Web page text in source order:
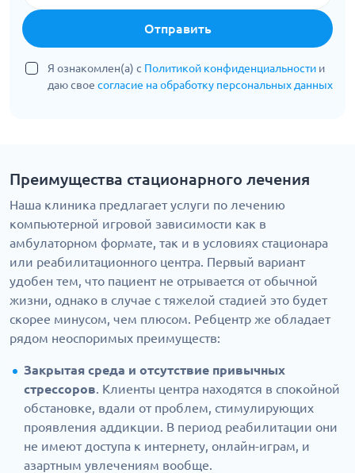
Отправить
Я ознакомлен(а) с Политикой конфиденциальности и
даю свое согласие на обработку персональных данных
Преимущества стационарного лечения
Наша клиника предлагает услуги по лечению
компьютерной игровой зависимости как в
амбулаторном формате, так и в условиях стационара
или реабилитационного центра. Первый вариант
удобен тем, что пациент не отрывается от обычной
жизни, однако в случае с тяжелой стадией это будет
скорее минусом, чем плюсом. Ребцентр же обладает
рядом неоспоримых преимуществ:
Закрытая среда и отсутствие привычных
стрессоров. Клиенты центра находятся в спокойной
обстановке, вдали от проблем, стимулирующих
проявления аддикции. В период реабилитации они
не имеют доступа к интернету, онлайн-играм, и
азартным увлечениям вообще.